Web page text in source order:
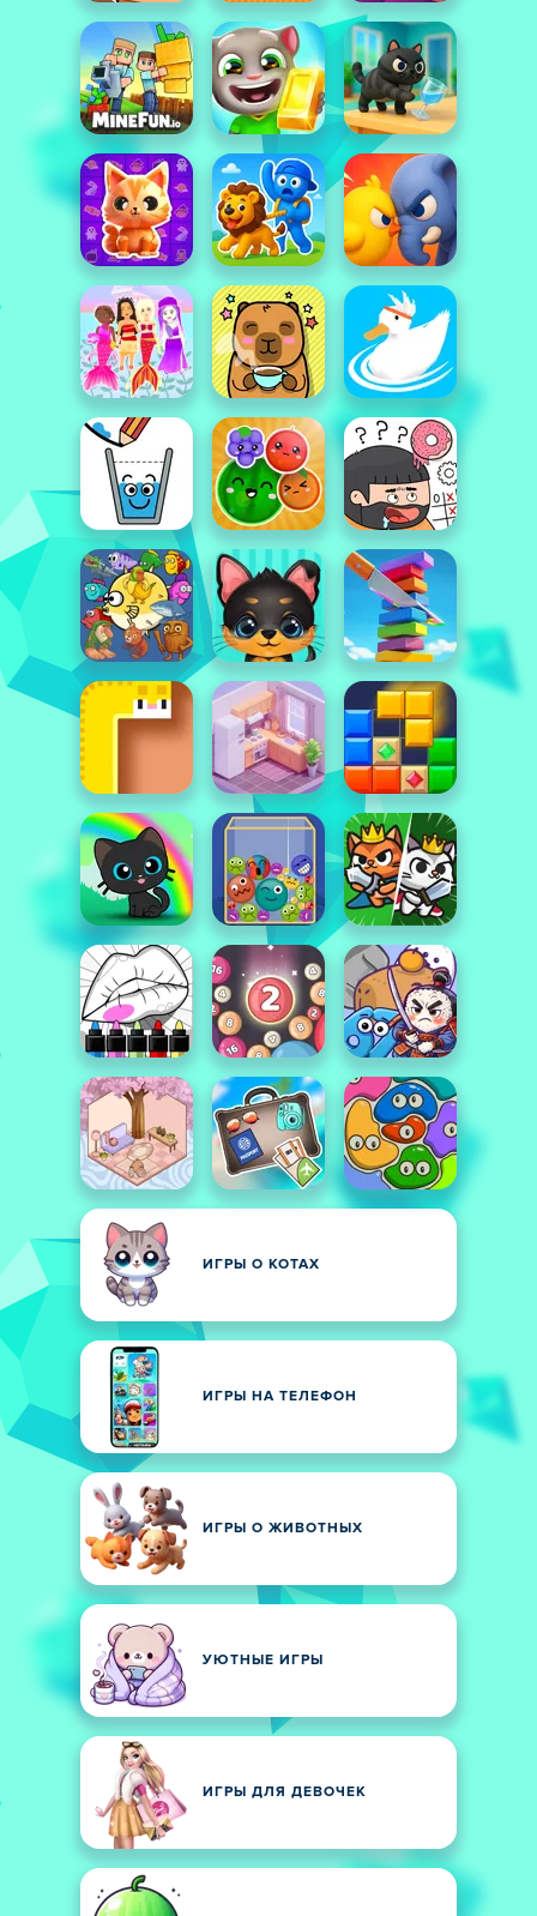
ИГРЫ О КОТАХ
ИГРЫ НА ТЕЛЕФОН
ИГРЫ О ЖИВОТНЫХ
УЮТНЫЕ ИГРЫ
ИГРЫ ДЛЯ ДЕВОЧЕК